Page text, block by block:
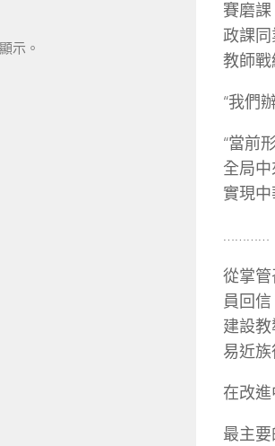
賽磨
政課
教師戰
“我們
“當前
全局
實現
…………
從掌
員回
建設
易近
在改
最主
示。